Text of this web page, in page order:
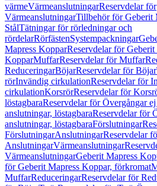
värmeVärmeanslutningarReservdelar för
VärmeanslutningarTillbehör för Geberit
StålTätningar för rörledningar och
rördelarRörfästenSystempackningar
Mapress KopparReservdelar för Geberit
KopparMuffarReservdelar för Muffar
ReduceringarBöjarReservdelar för Böjar
rörInvändig cirkulationReservdelar för
cirkulationKorsrörReservdelar för
löstagbaraReservdelar för Övergångar ej
anslutningar, löstagbaraReservdelar för
anslutningar, löstagbaraFörslutningar
FörslutningarAnslutningarReservdelar
AnslutningarVärmeanslutningar
VärmeanslutningarGeberit Mapress
för Geberit Mapress Koppar, förkromat
MuffarReduceringarReservdelar för